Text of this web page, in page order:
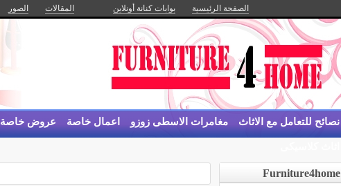
الصفحة الرئيسية بوابات كنانة أونلاين المقالات الصور
نصائح للتعامل مع الاثاث مغامرات الاسطى زوزو اعمال خاصة عروض خاصة
Furniture4home